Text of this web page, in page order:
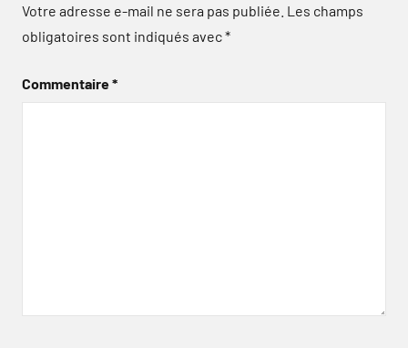
Votre adresse e-mail ne sera pas publiée. Les champs
obligatoires sont indiqués avec*
Commentaire*